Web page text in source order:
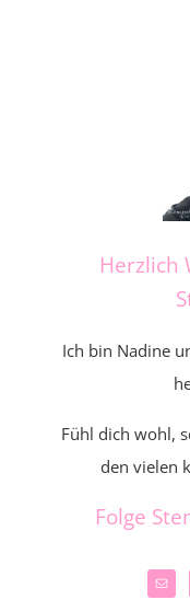
Herzlich
Ich bin Nadine
Fühl dich wohl,
den vielen
Folge